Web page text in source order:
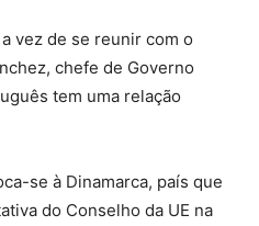
vez de se reunir com o
chefe de Governo
tem uma relação
se à Dinamarca, país que
do Conselho da UE na